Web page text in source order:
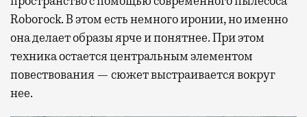
Roborock. В этом есть немного иронии, но именно
она делает образы ярче и понятнее. При этом
техника остается центральным элементом
повествования — сюжет выстраивается вокруг
нее.